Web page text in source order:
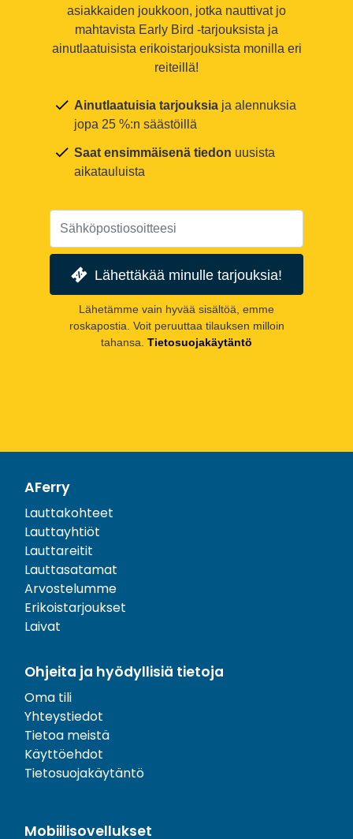
asiakkaiden joukkoon, jotka nauttivat jo
mahtavista Early Bird -tarjouksista ja
ainutlaatuisista erikoistarjouksista monilla eri
reiteillä!
Ainutlaatuisia tarjouksia ja alennuksia
jopa 25 %:n säästöillä
Saat ensimmäisenä tiedon uusista
aikatauluista
Lähettäkää minulle tarjouksia!
Lähetämme vain hyvää sisältöä, emme
roskapostia. Voit peruuttaa tilauksen milloin
tahansa. Tietosuojakäytäntö
AFerry
Lauttakohteet
Lauttayhtiöt
Lauttareitit
Lauttasatamat
Arvostelumme
Erikoistarjoukset
Laivat
Ohjeita ja hyödyllisiä tietoja
Oma tili
Yhteystiedot
Tietoa meistä
Käyttöehdot
Tietosuojakäytäntö
Mobiilisovellukset